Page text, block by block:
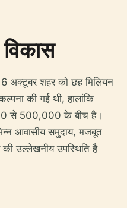
अक्टूबर शहर को छह मिलियन
की गई थी, हालांकि
से 500,000 के बीच है।
आवासीय समुदाय, मजबूत
की उल्लेखनीय उपस्थिति है